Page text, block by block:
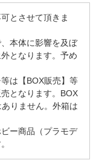
とさせて頂きま
本体に影響を及ぼ
となります。予め
は【BOX販売】等
となります。BOX
りません。外箱は
ー商品（プラモデ